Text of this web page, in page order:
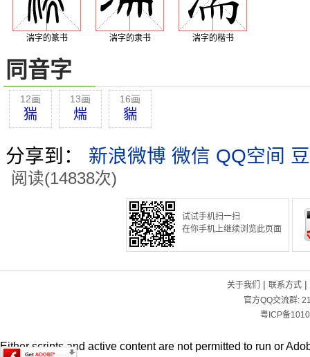
湍字的篆书 湍字的隶书 湍字的楷书
同音字
12画
猯
13画
煓
16画
貒
分享到： 新浪微博 微信 QQ空间
阅读(14838次)
试试手机扫一扫
在你手机上继续浏览此页面
关于我们 | 联系方式|
官方QQ交流群:
粤ICP备
Either scripts and active content are not permitted to run or